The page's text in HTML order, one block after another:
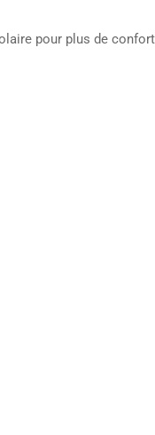
pour plus de confort